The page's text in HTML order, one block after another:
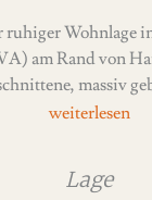
Wohnlage
sich
massiv
verfügt im
Lage